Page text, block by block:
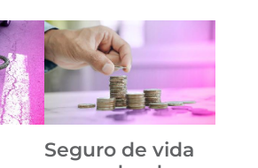
Seguro de vida